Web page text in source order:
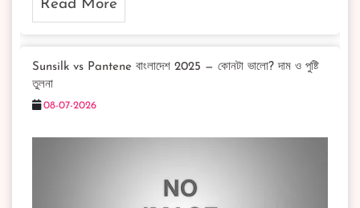
Read More
Sunsilk vs Pantene বাংলাদেশ 2025 — কোনটা ভালো? দাম ও পুষ্টি
তুলনা
08-07-2026